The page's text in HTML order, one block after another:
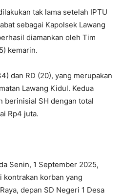
tak lama setelah IPTU
sebagai Kapolsek Lawang
diamankan oleh Tim
kemarin.
dan RD (20), yang merupakan
Lawang Kidul. Kedua
berinisial SH dengan total
Rp4 juta.
Senin, 1 September 2025,
kontrakan korban yang
depan SD Negeri 1 Desa